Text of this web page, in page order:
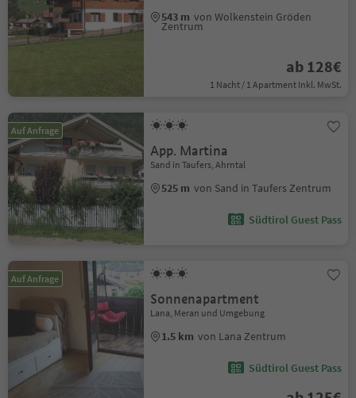
543 m von Wolkenstein Gröden
Zentrum
ab 128€
1 Nacht / 1 Apartment Inkl. MwSt.
Auf Anfrage
App. Martina
Sand in Taufers, Ahrntal
525 m von Sand in Taufers Zentrum
Südtirol Guest Pass
Auf Anfrage
Sonnenapartment
Lana, Meran und Umgebung
1.5 km von Lana Zentrum
Südtirol Guest Pass